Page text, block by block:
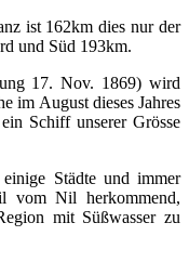
ist 162km dies nur der
und Süd 193km.
17. Nov. 1869) wird
im August dieses Jahres
Schiff unserer Grösse
Städte und immer
vom Nil herkommend,
mit Süßwasser zu